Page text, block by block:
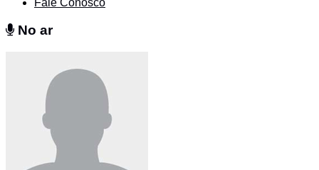
Fale Conosco
No ar